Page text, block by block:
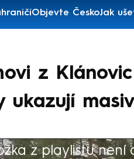
Objevte ČeskoJak
z
ukazují
z playlistu není